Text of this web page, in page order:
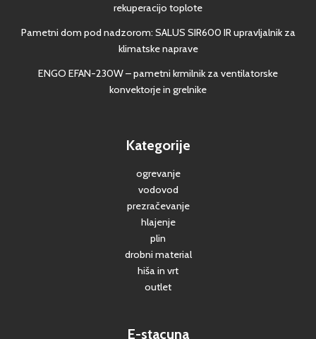
rekuperacijo toplote
Pametni dom pod nadzorom: SALUS SIR600 IR upravljalnik za
klimatske naprave
ENGO EFAN-230W – pametni krmilnik za ventilatorske
konvektorje in grelnike
Kategorije
ogrevanje
vodovod
prezračevanje
hlajenje
plin
drobni material
hiša in vrt
outlet
E-stacuna